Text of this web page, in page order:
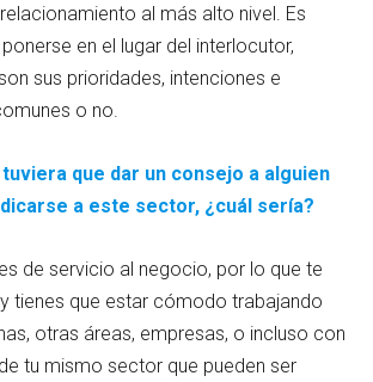
al más alto nivel. Es
en el lugar del interlocutor,
sus prioridades, intenciones e
o no.
que dar un consejo a alguien
a este sector, ¿cuál sería?
de servicio al negocio, por lo que te
tienes que estar cómodo trabajando
otras áreas, empresas, o incluso con
tu mismo sector que pueden ser